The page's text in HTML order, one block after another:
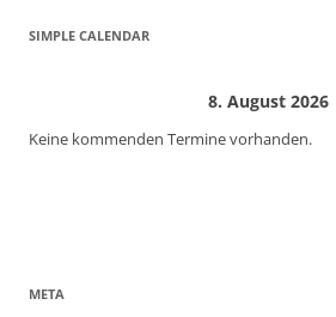
SIMPLE CALENDAR
8. August 2026
Keine kommenden Termine vorhanden.
META